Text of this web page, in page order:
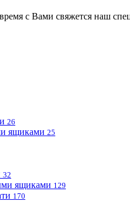
с Вами свяжется наш
26
ящиками 25
32
ящиками 129
170